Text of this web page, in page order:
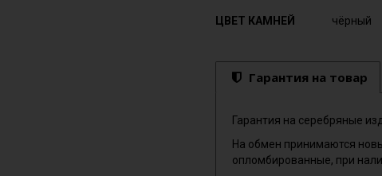
ЦВЕТ КАМНЕЙ чёрный
Гарантия на товар
Гарантия на серебряные
На обмен принимаются
опломбированные, при